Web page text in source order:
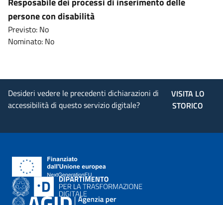
persone con disabilità
Previsto: No
Nominato: No
Desideri vedere le precedenti dichiarazioni di
accessibilità di questo servizio digitale?
VISITA LO
STORICO